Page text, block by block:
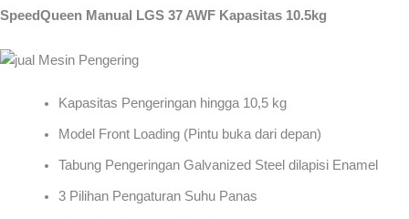
SpeedQueen Manual LGS 37 AWF Kapasitas 10.5kg
Kapasitas Pengeringan hingga 10,5 kg
Model Front Loading (Pintu buka dari depan)
Tabung Pengeringan Galvanized Steel dilapisi Enamel
3 Pilihan Pengaturan Suhu Panas